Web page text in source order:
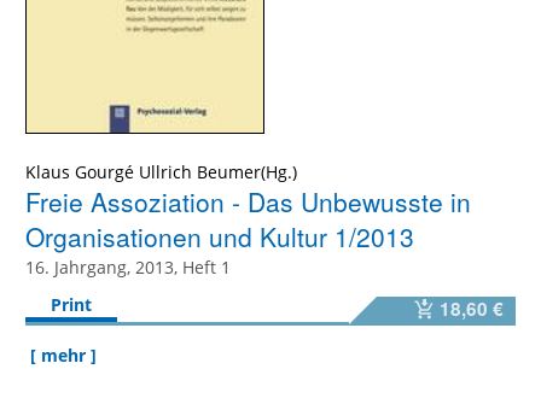
Klaus Gourgé Ullrich Beumer(Hg.)
Freie Assoziation - Das Unbewusste in
Organisationen und Kultur 1/2013
16. Jahrgang, 2013, Heft 1
Print
18,60 €
[ mehr ]